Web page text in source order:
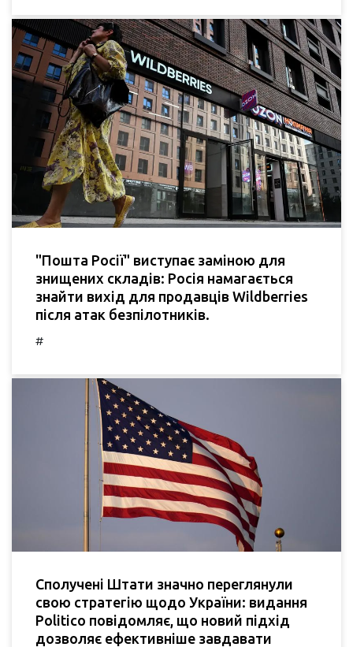
"Пошта Росії" виступає заміною для
знищених складів: Росія намагається
знайти вихід для продавців Wildberries
після атак безпілотників.
#
Сполучені Штати значно переглянули
свою стратегію щодо України: видання
Politico повідомляє, що новий підхід
дозволяє ефективніше завдавати